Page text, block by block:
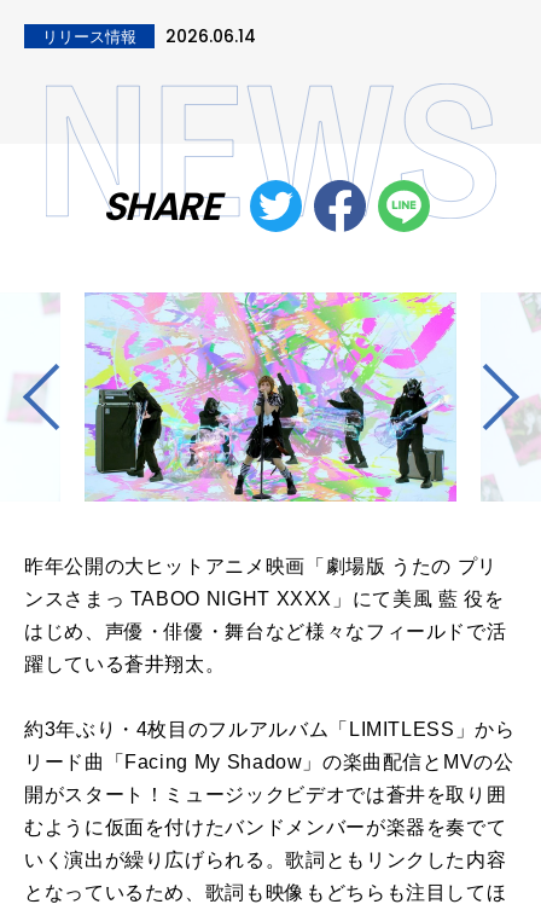
リリース情報 2026.06.14
SHARE
昨年公開の大ヒットアニメ映画「劇場版 うたの プリ
ンスさまっ TABOO NIGHT XXXX」にて美風 藍 役を
はじめ、声優・俳優・舞台など様々なフィールドで活
躍している蒼井翔太。
約3年ぶり・4枚目のフルアルバム「LIMITLESS」から
リード曲「Facing My Shadow」の楽曲配信とMVの公
開がスタート！ミュージックビデオでは蒼井を取り囲
むように仮面を付けたバンドメンバーが楽器を奏でて
いく演出が繰り広げられる。歌詞ともリンクした内容
となっているため、歌詞も映像もどちらも注目してほ